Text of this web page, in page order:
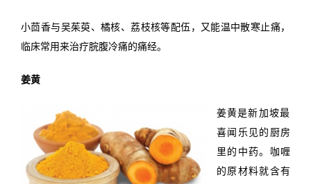
小茴香与吴茱萸、橘核、荔枝核等配伍，又能温中散寒止痛，
临床常用来治疗脘腹冷痛的痛经。
姜黄
姜黄是新加坡最
喜闻乐见的厨房
里的中药。咖喱
的原材料就含有